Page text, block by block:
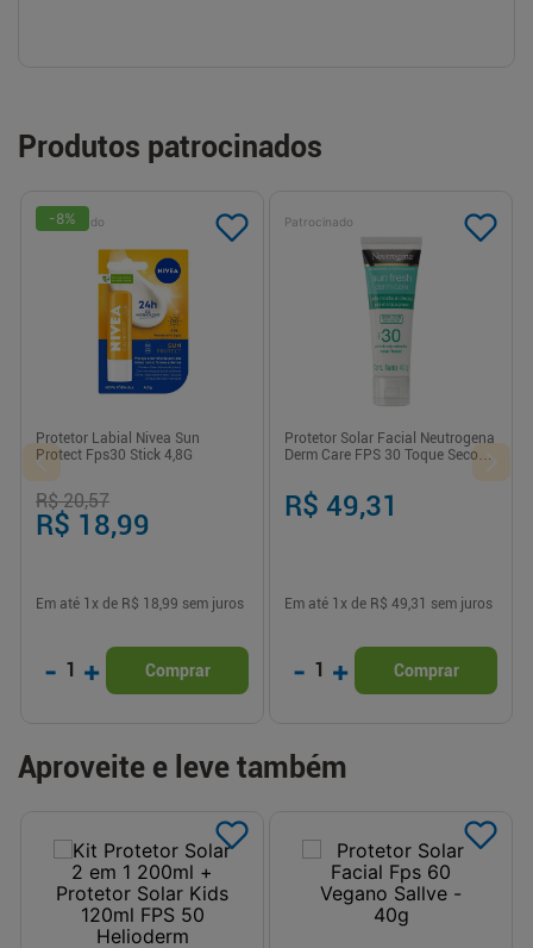
Produtos patrocinados
Patrocinado
-8%
Protetor Labial Nivea Sun
Protect Fps30 Stick 4,8G
R$ 20,57
R$ 18,99
Em até 1 x de R$ 18,99 sem juros
- 1 + Comprar
Patrocinado
Protetor Solar Facial Neutrogena
Derm Care FPS 30 Toque Seco
R$ 49,31
Em até 1 x de R$ 49,31 sem juros
- 1 + Comprar
Aproveite e leve também